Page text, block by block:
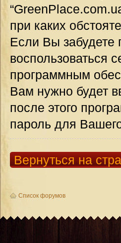
при каких
Если Вы забудете
воспользоваться
программным
Вам нужно будет
после этого
пароль для
Вернуться на
Список форумов